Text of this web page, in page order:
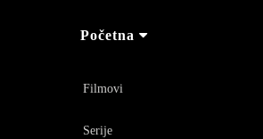
Početna
Filmovi
Serije